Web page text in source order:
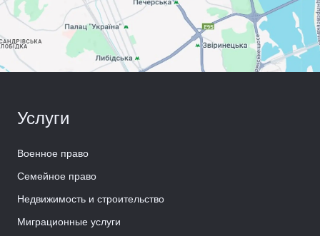
Услуги
Военное право
Семейное право
Недвижимость и строительство
Миграционные услуги